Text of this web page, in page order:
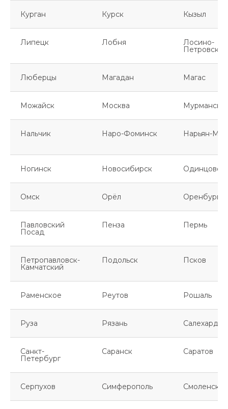
Курган Курск Кызыл
Липецк Лобня Лосино-
Петровский
Люберцы Магадан Магас
Можайск Москва Мурманск
Нальчик Наро-Фоминск Нарьян-Мар
Ногинск Новосибирск Одинцово
Омск Орёл Оренбург
Павловский
Посад
Пенза Пермь
Петропавловск-
Камчатский
Подольск Псков
Раменское Реутов Рошаль
Руза Рязань Салехард
Санкт-
Петербург
Саранск Саратов
Серпухов Симферополь Смоленск